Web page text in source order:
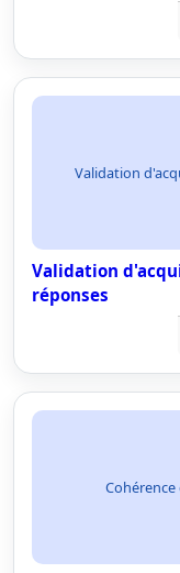
Validation
Validation
réponses